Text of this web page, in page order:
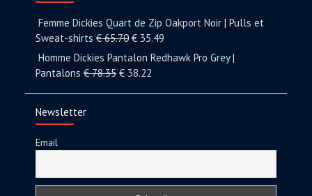
Femme Dickies Quart de Zip Oakport Noir | Pulls et
Sweat-shirts €65.70 € 35.49
Homme Dickies Pantalon Redhawk Pro Grey |
Pantalons €78.35 € 38.22
Newsletter
Email